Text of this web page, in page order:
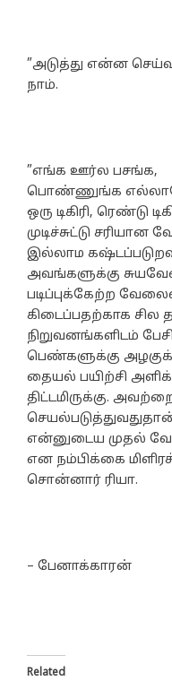
”அடுத்து என்ன
நாம்.
”எங்க ஊர்ல பசங்க,
பொண்ணுங்க
ஒரு டிகிரி, ரெண்டு
முடிச்சுட்டு சரியான
இல்லாம
அவங்களுக்கு
படிப்புக்கேற்ற
கிடைப்பதற்காக சில
நிறுவனங்களிடம்
பெண்களுக்கு
தையல் பயிற்சி
திட்டமிருக்கு.
என்னுடைய முதல்
என நம்பிக்கை
சொன்னார் ரியா.
– பேனாக்காரன்
Related